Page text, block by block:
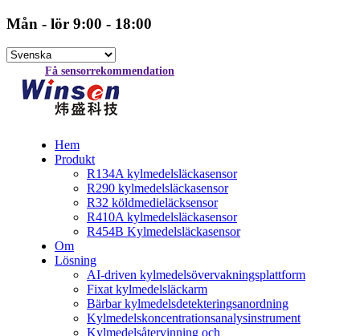
Mån - lör 9:00 - 18:00
Få sensorrekommendation
Hem
Produkt
R134A kylmedelsläckasensor
R290 kylmedelsläckasensor
R32 köldmedieläcksensor
R410A kylmedelsläckasensor
R454B Kylmedelsläckasensor
Om
Lösning
AI-driven kylmedelsövervakningsplattform
Fixat kylmedelsläckarm
Bärbar kylmedelsdetekteringsanordning
Kylmedelskoncentrationsanalysinstrument
Kylmedelsåtervinning och